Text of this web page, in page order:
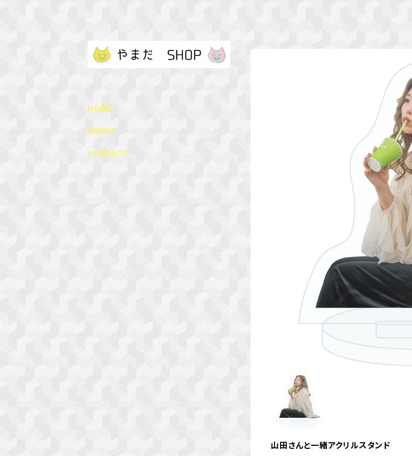
山田さんと一緒アクリルスタンド
HOME
ABOUT
CONTACT